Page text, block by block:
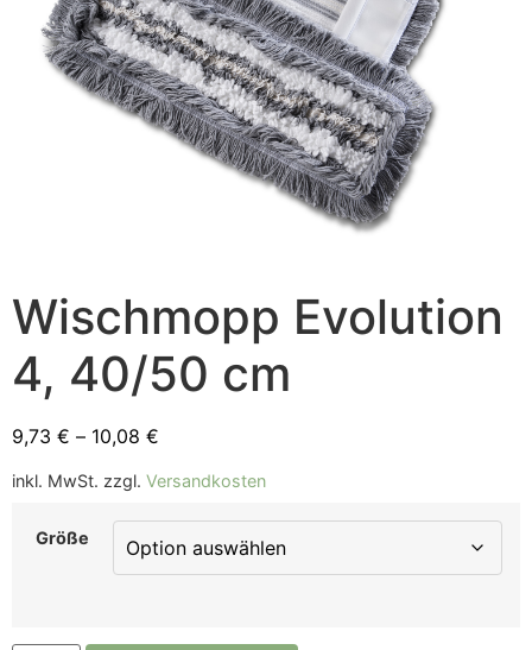
Wischmopp Evolution
4, 40/50 cm
9,73 € – 10,08 €
inkl. MwSt. zzgl. Versandkosten
Größe